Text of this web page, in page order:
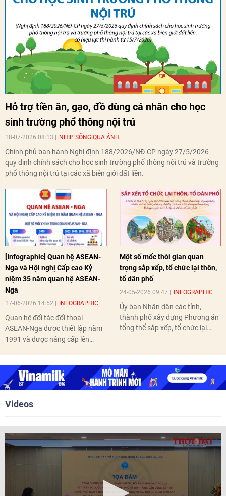
Hỗ trợ tiền ăn, gạo, đồ dùng cá nhân cho học
sinh trường phổ thông nội trú
18-07-2026 08:13 NHỊP SỐNG QUA ẢNH
Chính phủ ban hành Nghị định 188/2026/NĐ-CP ngày 27/5/2026
quy định chính sách cho học sinh trường phổ thông nội trú và trường
phổ thông nội trú tại các xã biên giới đất liền.
[Infographic] Quan hệ ASEAN-
Nga và Hội nghị Cấp cao Kỷ
niệm 35 năm quan hệ ASEAN-
Nga
17-06-2026 14:52 INFOGRAPHIC
Quan hệ đối tác đối thoại
ASEAN-Nga được thiết lập năm
1991 và được nâng cấp lên
nghị Cấp cao vào các năm 2005,
2010, 2016, 2018, 2021.
Một số mốc thời gian quan
trọng sắp xếp, tổ chức lại thôn,
tổ dân phố
24-05-2026 09:47 INFOGRAPHIC
Ủy ban Nhân dân các tỉnh,
thành phố xây dựng Phương án
tổng thể sắp xếp, tổ chức lại
Videos